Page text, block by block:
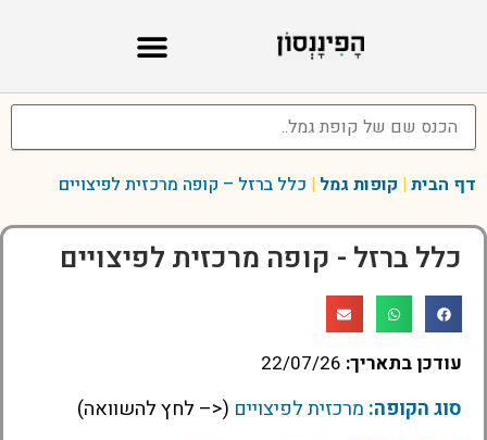
דף הבית | קופות גמל | כלל ברזל – קופה מרכזית לפיצויים
כלל ברזל - קופה מרכזית לפיצויים
עודכן בתאריך: 22/07/26
סוג הקופה: מרכזית לפיצויים (<– לחץ להשוואה)